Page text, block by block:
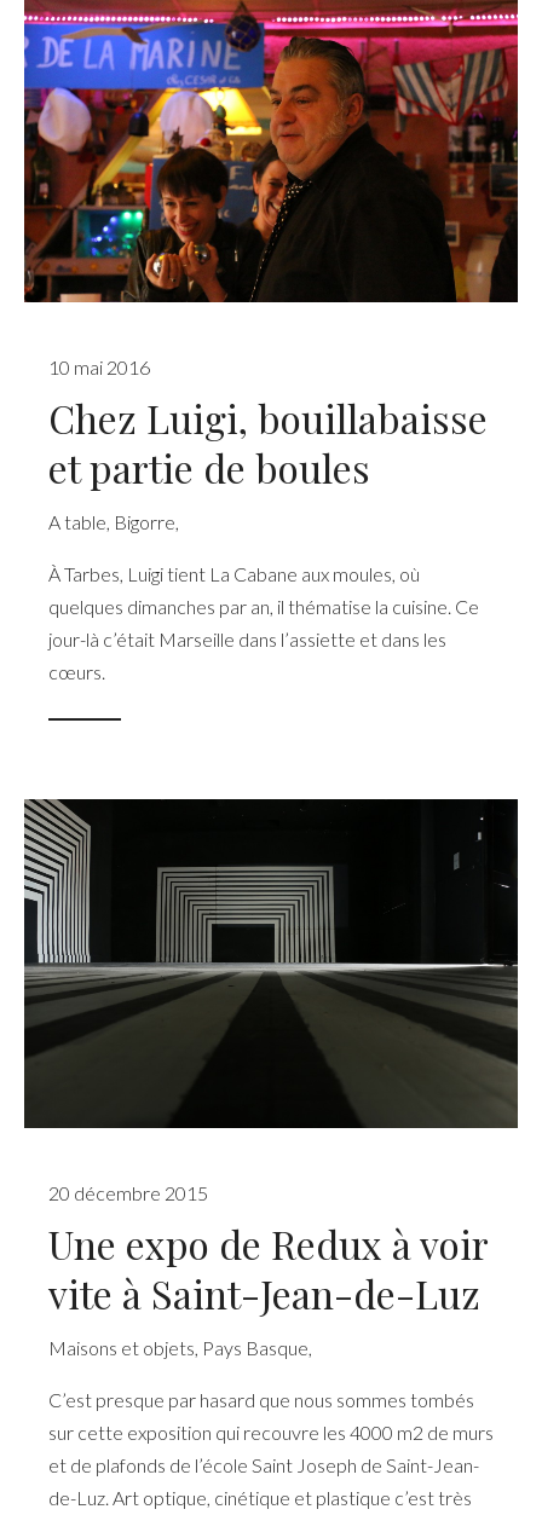
10 mai 2016
Chez Luigi, bouillabaisse
et partie de boules
A table Bigorre
À Tarbes, Luigi tient La Cabane aux moules, où
quelques dimanches par an, il thématise la cuisine. Ce
jour-là c’était Marseille dans l’assiette et dans les
cœurs.
20 décembre 2015
Une expo de Redux à voir
vite à Saint-Jean-de-Luz
Maisons et objets, Pays Basque,
C’est presque par hasard que nous sommes tombés
sur cette exposition qui recouvre les 4000 m2 de murs
et de plafonds de l’école Saint Joseph de Saint-Jean-
de-Luz. Art optique, cinétique et plastique c’est très